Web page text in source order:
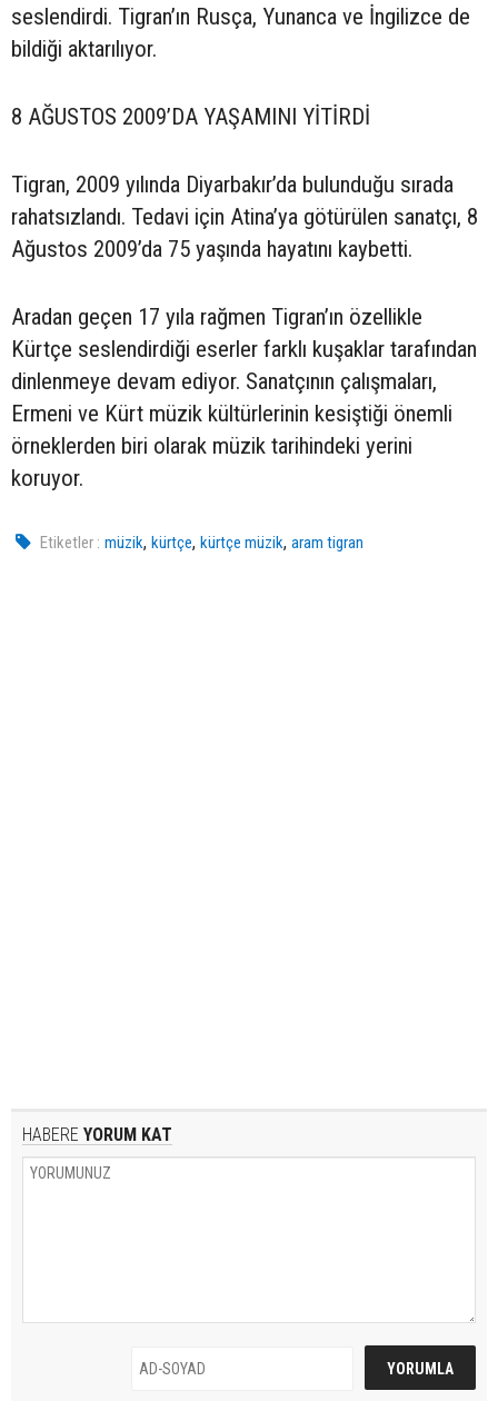
seslendirdi. Tigran’ın Rusça, Yunanca ve İngilizce de
bildiği aktarılıyor.
8 AĞUSTOS 2009’DA YAŞAMINI YİTİRDİ
Tigran, 2009 yılında Diyarbakır’da bulunduğu sırada
rahatsızlandı. Tedavi için Atina’ya götürülen sanatçı, 8
Ağustos 2009’da 75 yaşında hayatını kaybetti.
Aradan geçen 17 yıla rağmen Tigran’ın özellikle
Kürtçe seslendirdiği eserler farklı kuşaklar tarafından
dinlenmeye devam ediyor. Sanatçının çalışmaları,
Ermeni ve Kürt müzik kültürlerinin kesiştiği önemli
örneklerden biri olarak müzik tarihindeki yerini
koruyor.
Etiketler : müzik,kürtçe,kürtçe müzik,aram tigran
HABERE YORUM KAT